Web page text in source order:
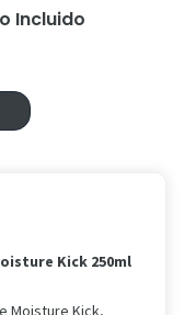
Incluido
Kick 250ml
Moisture Kick,